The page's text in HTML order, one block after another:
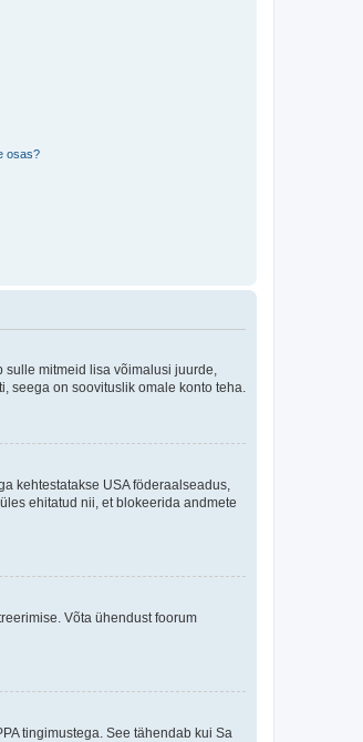
osas?
sulle mitmeid lisa võimalusi juurde,
seega on soovituslik omale konto teha.
kehtestatakse USA föderaalseadus,
ehitatud nii, et blokeerida andmete
Võta ühendust foorum
tingimustega. See tähendab kui Sa